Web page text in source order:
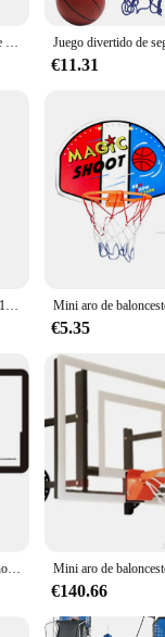
is not just about
box. The hoop's
making it an ideal
Baloncesto is
shots, ensuring a safe
and more intense
environment.
1 Juego de aro de baloncesto de interior para niños, juego divertido de seguridad, aro de baloncesto para ejercicio en casa
€11.31
Pelota silenciosa que rebota de 18/21/24cm, baloncesto silencioso para interiores con aro, Mini baloncesto ligero de alta resistencia, regalos para niños
€5.35
Mini aro de baloncesto para niños y adultos, aro de baloncesto pequeño para interiores para puerta montada en la pared y juego deportivo con pelota de tiro en habitación
€140.66